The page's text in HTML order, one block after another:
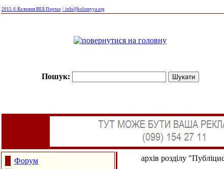
2015 © Коломия ВЕБ Портал / info@kolomyya.org
Пошук:
Форум
архів розділу